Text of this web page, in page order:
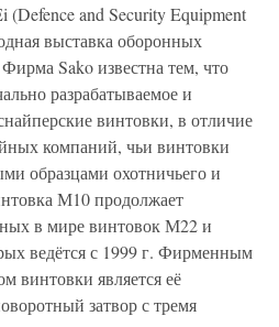
(Defence and Security Equipment
выставка оборонных
Sako известна тем, что
разрабатываемое и
винтовки, в отличие
компаний, чьи винтовки
образцами охотничьего и
М10 продолжает
в мире винтовок М22 и
ведётся с 1999 г. Фирменным
винтовки является её
затвор с тремя